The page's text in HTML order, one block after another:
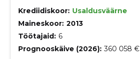
Krediidiskoor: Usaldusväärne
Maineskoor: 2013
Töötajaid: 6
Prognooskäive (2026): 360 058 €